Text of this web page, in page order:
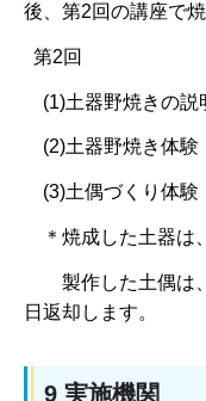
後、第2回の講座で焼
第2回
(1)土器野焼きの説
(2)土器野焼き体験
(3)土偶づくり体験
＊焼成した土器は
製作した土偶は、
日返却します。
9 実施機関